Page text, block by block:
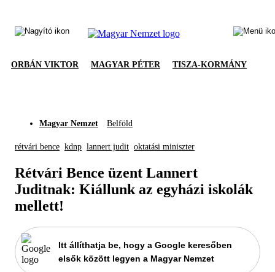
ORBÁN VIKTOR MAGYAR PÉTER TISZA-KORMÁNY
Magyar Nemzet Belföld
rétvári bence kdnp lannert judit oktatási miniszter
Rétvári Bence üzent Lannert
Juditnak: Kiállunk az egyházi iskolák
mellett!
Itt állíthatja be, hogy a Google keresőben
elsők között legyen a Magyar Nemzet